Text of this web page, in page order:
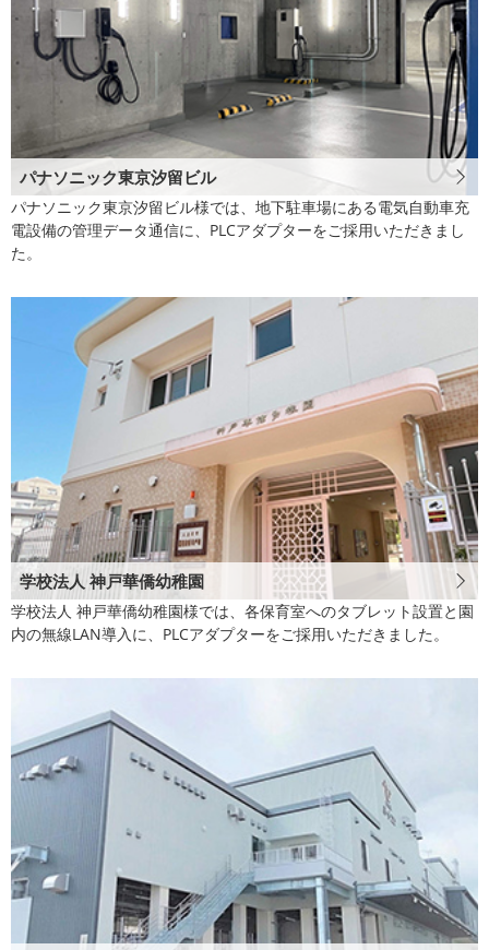
パナソニック東京汐留ビル
パナソニック東京汐留ビル様では、地下駐車場にある電気自動車充
電設備の管理データ通信に、PLCアダプターをご採用いただきまし
た。
学校法人 神戸華僑幼稚園
学校法人 神戸華僑幼稚園様では、各保育室へのタブレット設置と園
内の無線LAN導入に、PLCアダプターをご採用いただきました。